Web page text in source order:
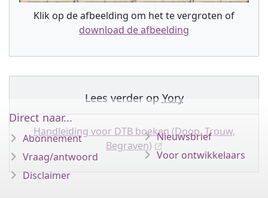
Klik op de afbeelding om het te vergroten of
download de afbeelding
Lees verder op Yory
Handleiding voor DTB boeken (Doop, Trouw,
Begraven)
Direct naar...
Abonnement
Vraag/antwoord
Disclaimer
Nieuwsbrief
Voor ontwikkelaars